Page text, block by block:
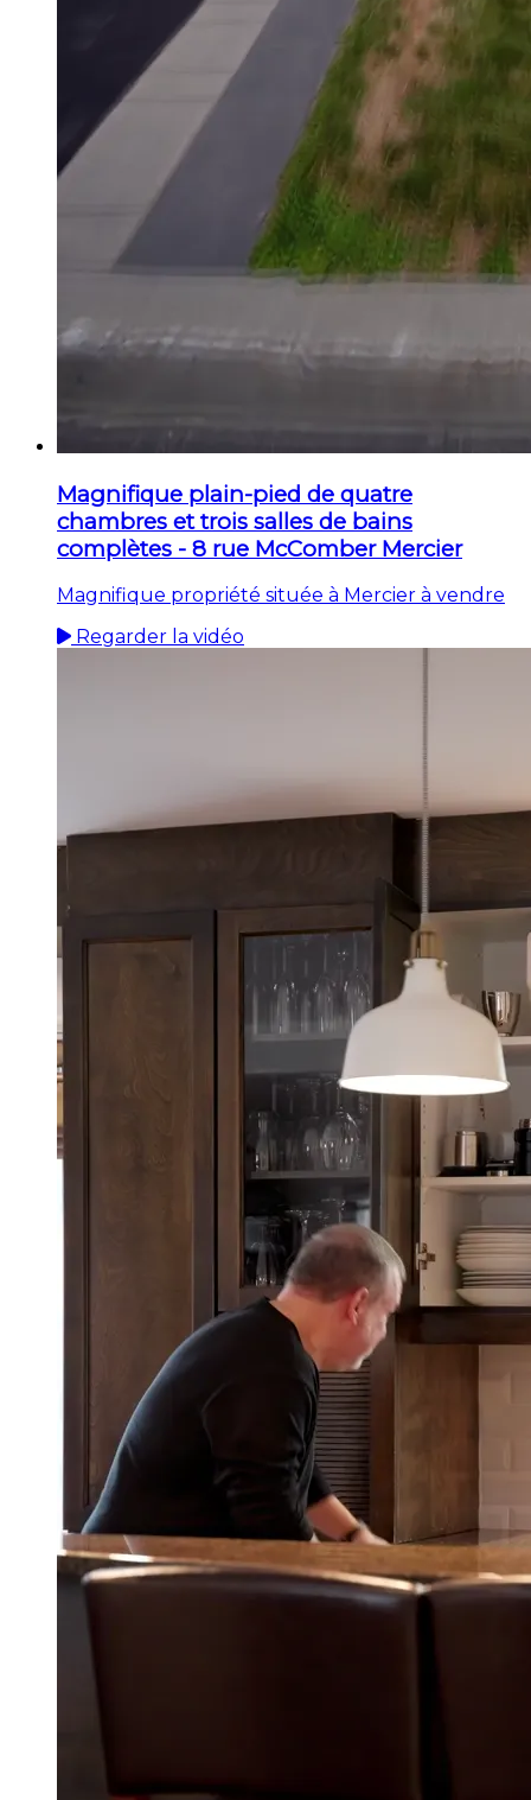
Magnifique plain-pied de quatre
chambres et trois salles de bains
complètes - 8 rue McComber Mercier
Magnifique propriété située à Mercier à vendre
Regarder la vidéo